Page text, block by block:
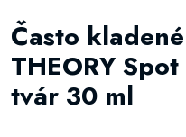
Často
THEORY
tvár 30 ml